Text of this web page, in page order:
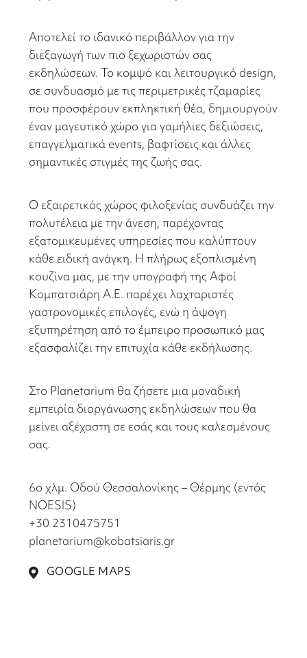
Αποτελεί το ιδανικό περιβάλλον για την
διεξαγωγή των πιο ξεχωριστών σας
εκδηλώσεων. Το κομψό και λειτουργικό design,
σε συνδυασμό με τις περιμετρικές τζαμαρίες
που προσφέρουν εκπληκτική θέα, δημιουργούν
έναν μαγευτικό χώρο για γαμήλιες δεξιώσεις,
επαγγελματικά events, βαφτίσεις και άλλες
σημαντικές στιγμές της ζωής σας.
Ο εξαιρετικός χώρος φιλοξενίας συνδυάζει την
πολυτέλεια με την άνεση, παρέχοντας
εξατομικευμένες υπηρεσίες που καλύπτουν
κάθε ειδική ανάγκη. Η πλήρως εξοπλισμένη
κουζίνα μας, με την υπογραφή της Αφοί
Κομπατσιάρη Α.Ε. παρέχει λαχταριστές
γαστρονομικές επιλογές, ενώ η άψογη
εξυπηρέτηση από το έμπειρο προσωπικό μας
εξασφαλίζει την επιτυχία κάθε εκδήλωσης.
Στο Planetarium θα ζήσετε μια μοναδική
εμπειρία διοργάνωσης εκδηλώσεων που θα
μείνει αξέχαστη σε εσάς και τους καλεσμένους
σας.
6ο χλμ. Οδού Θεσσαλονίκης – Θέρμης (εντός
NOESIS)
+30 2310475751
planetarium@kobatsiaris.gr
GOOGLE MAPS